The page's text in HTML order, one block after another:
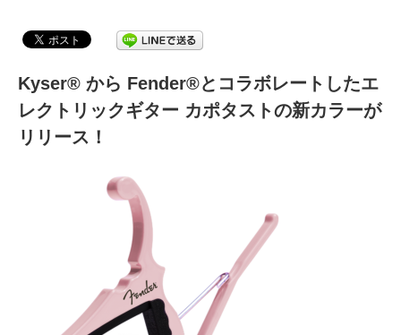
Kyser® から Fender®とコラボレートしたエ
レクトリックギター カポタストの新カラーが
リリース！